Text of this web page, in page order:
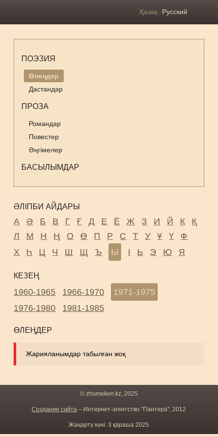
Қазақ Русский
ПОЭЗИЯ
Өлеңдер
Дастандар
ПРОЗА
Романдар
Повестер
Әңгімелер
БАСЫЛЫМДАР
ӘЛІПБИ АЙДАРЫ
А Ә Б В Г Ғ Д Е Ё Ж З И Й К
Қ
Л
М Н Ң О Ө П Р С Т У Ұ Ү
Ф
Х
Һ Ц Ч Ш Щ Ъ Ы І Ь Э Ю Я
КЕЗЕҢ
1960-1965 1966-1970
1971-1975
1976-1980
1981-1985
ӨЛЕҢДЕР
Жарияланымдар табылған жоқ
© zhumeken.kz, 2025
Создание сайта – Интернет-агентство "Пантера", 2012
Жаңарту күні: 3 қараша 2025